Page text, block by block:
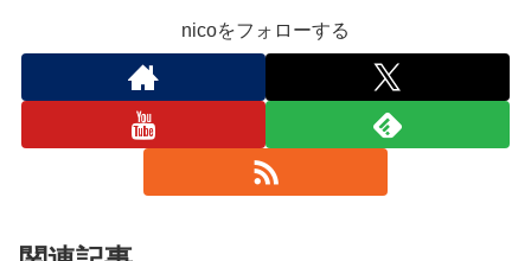
nicoをフォローする